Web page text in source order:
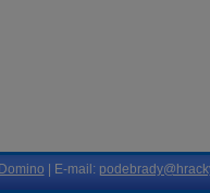
Domino | E-mail: